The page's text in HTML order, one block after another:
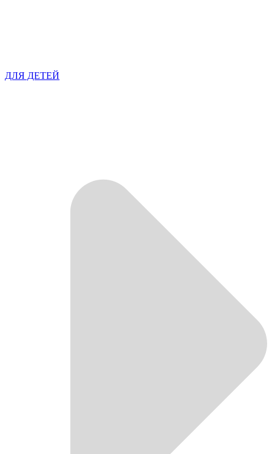
ДЛЯ ДЕТЕЙ